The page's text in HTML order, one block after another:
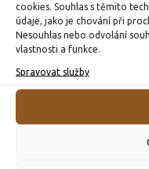
cookies. Souhlas s těmito
údaje, jako je chování při
Nesouhlas nebo odvolání
vlastnosti a funkce.
Spravovat služby
Historie školy
Pedagogický sbor
Školní řád
Prohlídka školy
Tělocvična